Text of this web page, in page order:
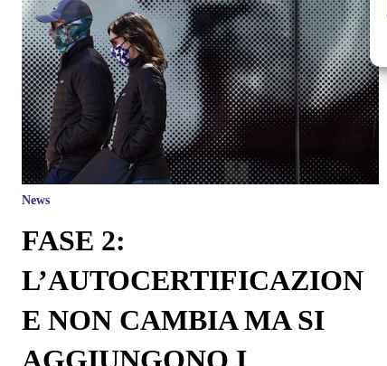
News
FASE 2:
L’AUTOCERTIFICAZION
E NON CAMBIA MA SI